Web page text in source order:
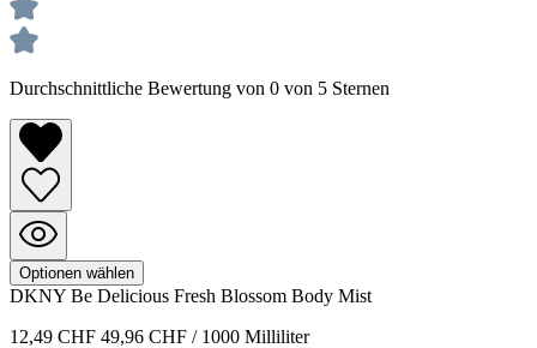
Durchschnittliche Bewertung von 0 von 5 Sternen
Optionen wählen
DKNY Be Delicious Fresh Blossom Body Mist
12,49 CHF 49,96 CHF / 1000 Milliliter